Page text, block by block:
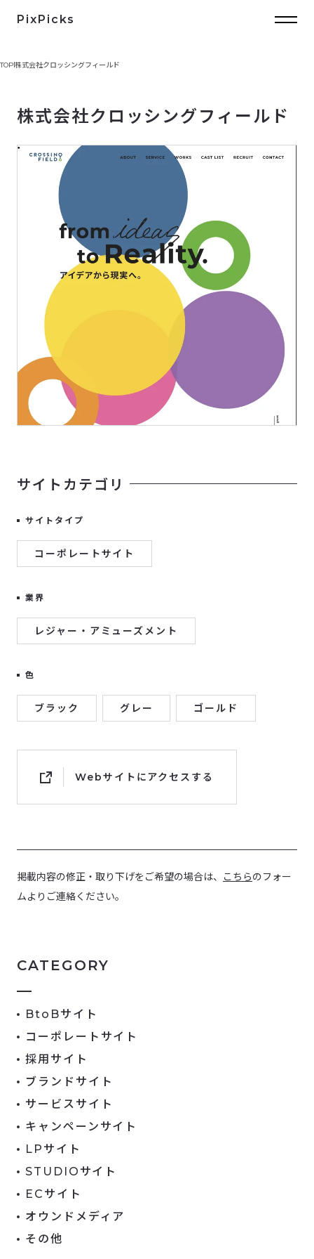
PixPicks
TOP株式会社クロッシングフィールド
株式会社クロッシングフィールド
サイトカテゴリ
サイトタイプ
コーポレートサイト
業界
レジャー・アミューズメント
色
ブラック グレー ゴールド
Webサイトにアクセスする
掲載内容の修正・取り下げをご希望の場合は、 こちらのフォー
ムよりご連絡ください。
CATEGORY
BtoBサイト
コーポレートサイト
採用サイト
ブランドサイト
サービスサイト
キャンペーンサイト
LPサイト
STUDIOサイト
ECサイト
オウンドメディア
その他